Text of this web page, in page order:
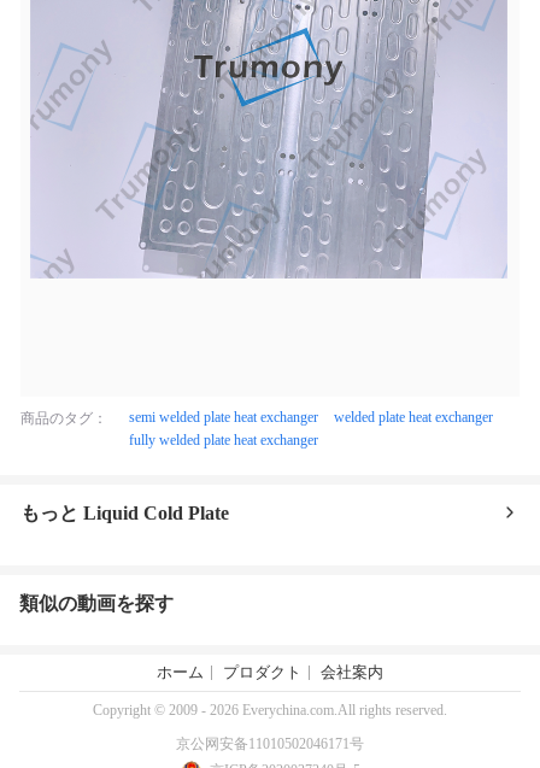
商品のタグ： semi welded plate heat exchanger
welded plate heat exchanger
fully welded plate heat exchanger
もっと Liquid Cold Plate
類似の動画を探す
ホーム プロダクト 会社案内
Copyright © 2009 - 2026 Everychina.com.All rights reserved.
京公网安备11010502046171号